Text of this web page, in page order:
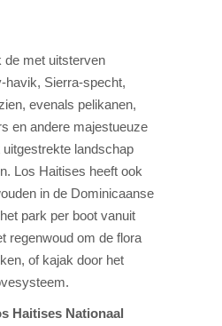
de met uitsterven
havik, Sierra-specht,
evenals pelikanen,
en andere majestueuze
landschap
Los Haitises heeft ook
in de Dominicaanse
park per boot vanuit
regenwoud om de flora
of kajak door het
Haitises Nationaal